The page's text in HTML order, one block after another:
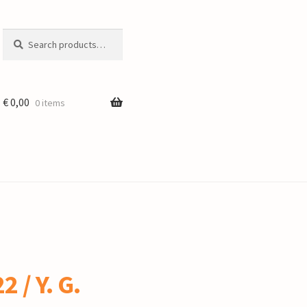
for:
€0,00 0 items
/ Y. G.